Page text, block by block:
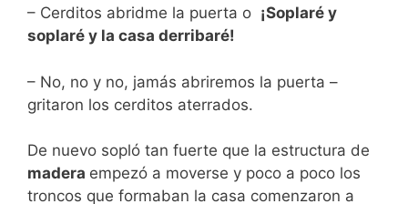
– Cerditos abridme la puerta o ¡Soplaré y
soplaré y la casa derribaré!
– No, no y no, jamás abriremos la puerta –
gritaron los cerditos aterrados.
De nuevo sopló tan fuerte que la estructura de
madera empezó a moverse y poco a poco los
troncos que formaban la casa comenzaron a